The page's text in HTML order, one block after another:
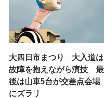
大四日市まつり 大入道は
故障を抱えながら演技 最
後は山車5台が交差点会場
にズラリ